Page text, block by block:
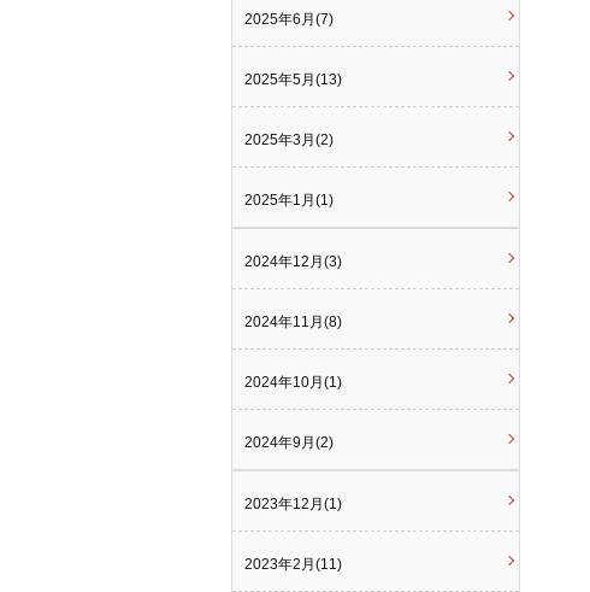
2025年6月(7)
2025年5月(13)
2025年3月(2)
2025年1月(1)
2024年12月(3)
2024年11月(8)
2024年10月(1)
2024年9月(2)
2023年12月(1)
2023年2月(11)